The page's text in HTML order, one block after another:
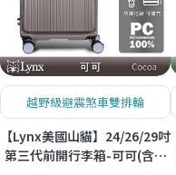
越野級避震煞車雙排輪
【Lynx美國山貓】24/26/29吋
第三代前開行李箱-可可(含贈